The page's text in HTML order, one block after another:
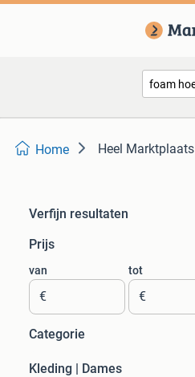
Home Heel Marktplaats
Verfijn resultaten
Prijs
van
€
tot
€
Categorie
Kleding | Dames